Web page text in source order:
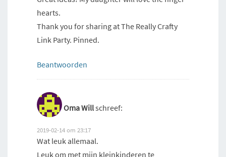
hearts.
Thank you for sharing at The Really Crafty
Link Party. Pinned.
Beantwoorden
Oma Willschreef:
2019-02-14 om 23:17
Wat leuk allemaal.
Leuk om met mijn kleinkinderen te